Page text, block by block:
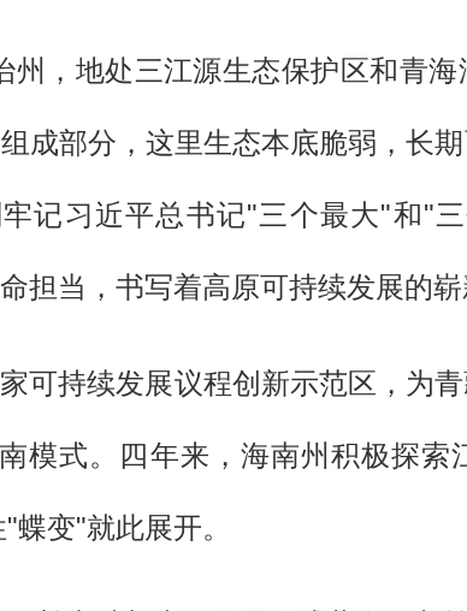
，地处三江源生态保护区和青
成部分，这里生态本底脆弱，长
记习近平总书记"三个最大"和"
担当，书写着高原可持续发展的崭
可持续发展议程创新示范区，为
模式。四年来，海南州积极探索
变"就此展开。